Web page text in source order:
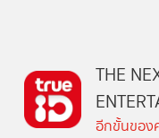
THE
อีกขั้นของ